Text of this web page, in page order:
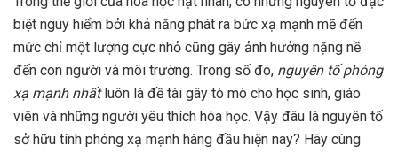
biệt nguy hiểm bởi khả năng phát ra bức xạ mạnh mẽ đến
mức chỉ một lượng cực nhỏ cũng gây ảnh hưởng nặng nề
đến con người và môi trường. Trong số đó, nguyên tố phóng
xạ mạnh nhấtluôn là đề tài gây tò mò cho học sinh, giáo
viên và những người yêu thích hóa học. Vậy đâu là nguyên tố
sở hữu tính phóng xạ mạnh hàng đầu hiện nay? Hãy cùng